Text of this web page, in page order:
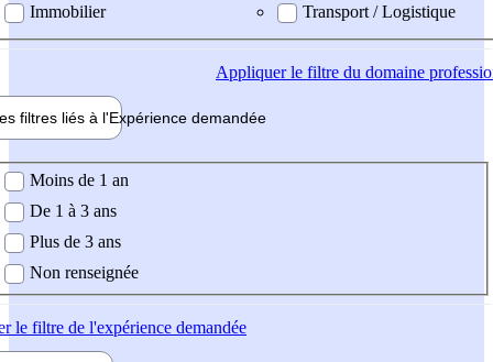
Immobilier
Transport / Logistique
Appliquerle filtre du domaine
filtres liés à l'Expérience demandée
demandée
Moins de 1 an
De 1 à 3 ans
Plus de 3 ans
Non renseignée
le filtre de l'expérience demandée